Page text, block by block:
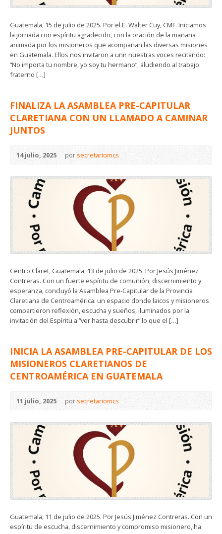
Guatemala, 15 de julio de 2025. Por el E. Walter Cuy, CMF. Iniciamos
la jornada con espíritu agradecido, con la oración de la mañana
animada por los misioneros que acompañan las diversas misiones
en Guatemala. Ellos nos invitaron a unir nuestras voces recitando:
“No importa tu nombre, yo soy tu hermano”, aludiendo al trabajo
fraterno […]
FINALIZA LA ASAMBLEA PRE-CAPITULAR
CLARETIANA CON UN LLAMADO A CAMINAR
JUNTOS
14 julio, 2025 por secretariomcs
Centro Claret, Guatemala, 13 de julio de 2025. Por Jesús Jiménez
Contreras. Con un fuerte espíritu de comunión, discernimiento y
esperanza, concluyó la Asamblea Pre-Capitular de la Provincia
Claretiana de Centroamérica: un espacio donde laicos y misioneros
compartieron reflexión, escucha y sueños, iluminados por la
invitación del Espíritu a “ver hasta descubrir” lo que el […]
INICIA LA ASAMBLEA PRE-CAPITULAR DE LOS
MISIONEROS CLARETIANOS DE
CENTROAMÉRICA EN GUATEMALA
11 julio, 2025 por secretariomcs
Guatemala, 11 de julio de 2025. Por Jesús Jiménez Contreras. Con un
espíritu de escucha, discernimiento y compromiso misionero, ha